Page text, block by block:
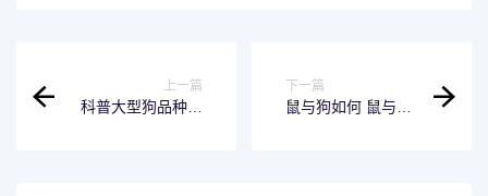
上一篇
科普大型狗品种大
下一篇
鼠与狗如何 鼠与狗